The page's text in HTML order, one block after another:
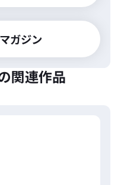
ガジン
関連作品